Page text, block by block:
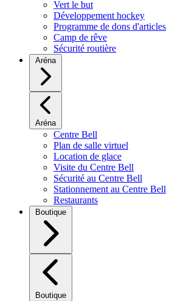
Vert le but
Développement hockey
Programme de dons d'articles
Camp de rêve
Sécurité routière
Aréna
Aréna
Centre Bell
Plan de salle virtuel
Location de glace
Visite du Centre Bell
Sécurité au Centre Bell
Stationnement au Centre Bell
Restaurants
Boutique
Boutique